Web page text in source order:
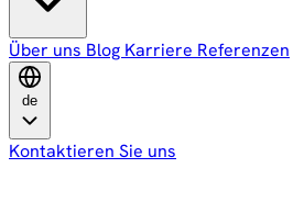
Über uns Blog Karriere Referenzen
de
Kontaktieren Sie uns